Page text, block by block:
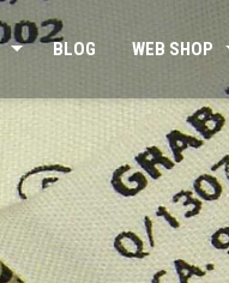
BLOG WEB SHOP